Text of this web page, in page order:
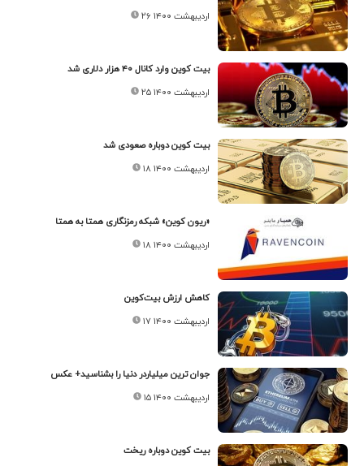
۲۶ اردیبهشت ۱۴۰۰
بیت کوین وارد کانال ۴۰ هزار دلاری شد
۲۵ اردیبهشت ۱۴۰۰
بیت کوین دوباره صعودی شد
۱۸ اردیبهشت ۱۴۰۰
«ریون کوین» شبکه رمزنگاری همتا به همتا
۱۸ اردیبهشت ۱۴۰۰
کاهش ارزش بیت‌کوین
۱۷ اردیبهشت ۱۴۰۰
جوان ترین میلیاردر دنیا را بشناسید+ عکس
۱۵ اردیبهشت ۱۴۰۰
بیت کوین دوباره ریخت